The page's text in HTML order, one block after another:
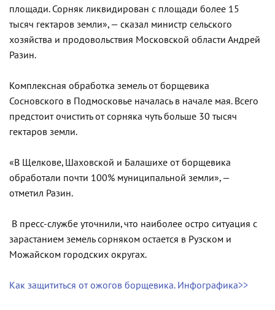
площади. Сорняк ликвидирован с площади более 15
тысяч гектаров земли», — сказал министр сельского
хозяйства и продовольствия Московской области Андрей
Разин.
Комплексная обработка земель от борщевика
Сосновского в Подмосковье началась в начале мая. Всего
предстоит очистить от сорняка чуть больше 30 тысяч
гектаров земли.
«В Щелкове, Шаховской и Балашихе от борщевика
обработали почти 100% муниципальной земли», —
отметил Разин.
В пресс-службе уточнили, что наиболее остро ситуация с
зарастанием земель сорняком остается в Рузском и
Можайском городских округах.
Как защититься от ожогов борщевика. Инфографика>>